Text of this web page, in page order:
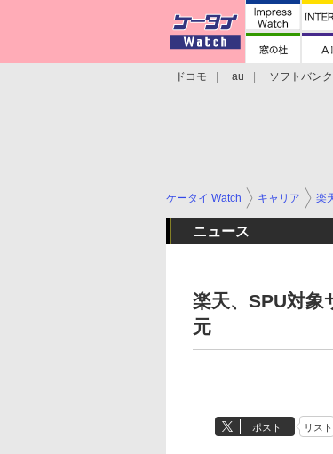
ドコモ au ソフトバンク
ケータイ Watch キャリア 楽
ニュース
楽天、SPU対象
元
ポスト リスト